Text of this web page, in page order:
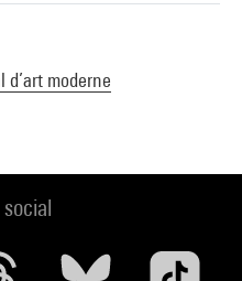
moderne